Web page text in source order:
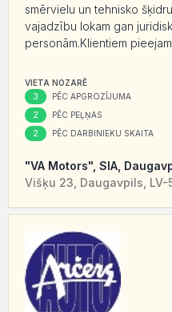
smērvielu un tehnisko
vajadzību lokam gan
personām.Klientiem
VIETA NOZARĒ
3 PĒC APGROZĪJUMA
2 PĒC PEĻŅAS
2 PĒC DARBINIEKU SKAITA
"VA Motors", SIA,
Višķu 23, Daugavpils, LV-